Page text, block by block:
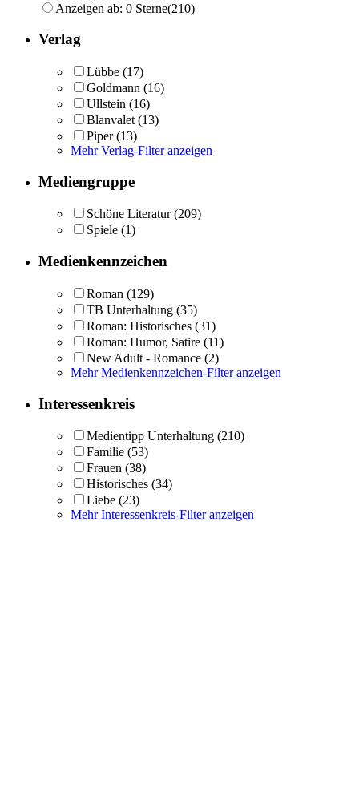
Anzeigen ab: 0 Sterne(210)
Verlag
Lübbe (17)
Goldmann (16)
Ullstein (16)
Blanvalet (13)
Piper (13)
Mehr Verlag-Filter anzeigen
Mediengruppe
Schöne Literatur (209)
Spiele (1)
Medienkennzeichen
Roman (129)
TB Unterhaltung (35)
Roman: Historisches (31)
Roman: Humor, Satire (11)
New Adult - Romance (2)
Mehr Medienkennzeichen-Filter anzeigen
Interessenkreis
Medientipp Unterhaltung (210)
Familie (53)
Frauen (38)
Historisches (34)
Liebe (23)
Mehr Interessenkreis-Filter anzeigen